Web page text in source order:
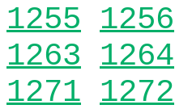
1255 1256
1263 1264
1271 1272